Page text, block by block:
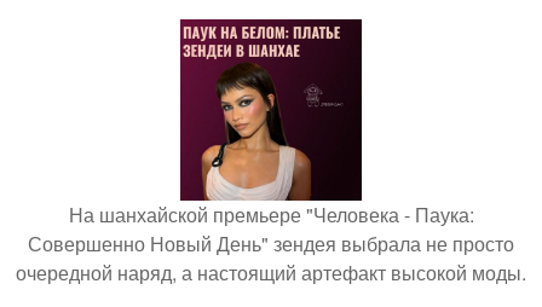
На шанхайской премьере "Человека - Паука:
Совершенно Новый День" зендея выбрала не просто
очередной наряд, а настоящий артефакт высокой моды.